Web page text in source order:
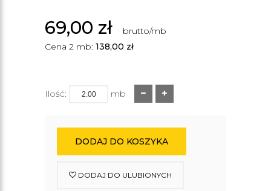
69,00 zł
brutto/mb
Cena 2 mb: 138,00 zł
Ilość: mb
DODAJ DO KOSZYKA
DODAJ DO ULUBIONYCH